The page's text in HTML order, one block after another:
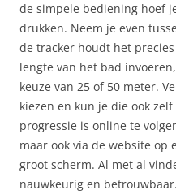
de simpele bediening hoef
drukken. Neem je even
de tracker houdt het
lengte van het bad
keuze van 25 of 50 meter.
kiezen en kun je die ook
progressie is online te
maar ook via de website op
groot scherm. Al met al
nauwkeurig en